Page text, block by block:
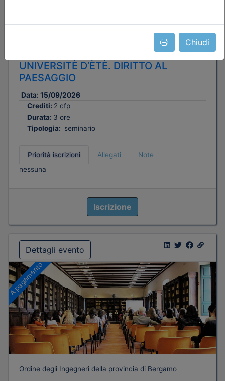
Chiudi
Ordine degli Ingegneri della provincia di Bergamo
UNIVERSITÈ D’ÈTÈ. DIRITTO AL
PAESAGGIO
Data: 15/09/2026
Crediti: 2 cfp
Durata: 3 ore
Tipologia: seminario
Priorità iscrizioni Allegati
Note
nessuna
Iscrizione
Dettagli evento
A pagamento
Ordine degli Ingegneri della provincia di Bergamo